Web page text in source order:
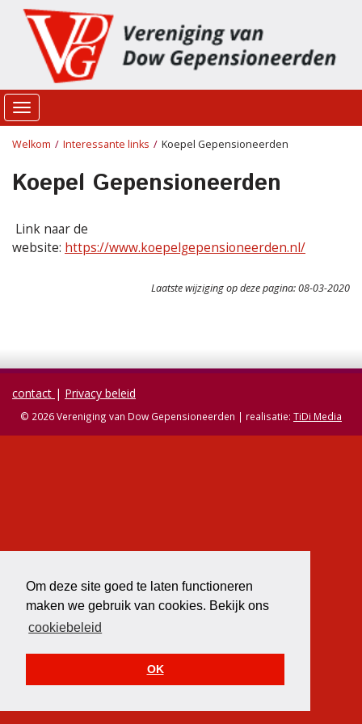
Om deze site goed te laten functioneren
maken we gebruik van cookies. Bekijk ons
cookiebeleid
OK
Toggle
navigation
Welkom Interessante links Koepel Gepensioneerden
Koepel Gepensioneerden
Link naar de
website: https://www.koepelgepensioneerden.nl/
Laatste wijziging op deze pagina: 08-03-2020
contact Privacy beleid
© 2026 Vereniging van Dow Gepensioneerden | realisatie: TiDi Media